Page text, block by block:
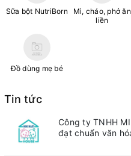
Sữa bột NutriBorn
Mì, cháo, phở ăn
liền
Đồ dùng mẹ bé
Tin tức
Công ty TNHH
đạt chuẩn văn